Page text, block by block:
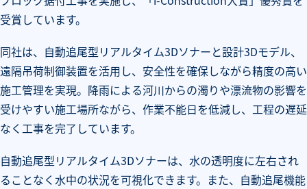
受賞しています。
同社は、自動追尾型リアルタイム3Dソナーと設計3Dモデル、
遠隔吊荷制御装置を活用し、安全性を確保しながら精度の高い
施工管理を実現。降雨による河川からの濁りや漂流物の影響を
受けやすい施工場所ながら、作業不能日を低減し、工程の遅延
なく工事を完了しています。
自動追尾型リアルタイム3Dソナーは、水の透明度に左右され
ることなく水中の状況を可視化できます。また、自動追尾機能